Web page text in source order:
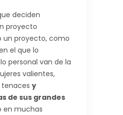
deciden
proyecto
un proyecto, como
el que lo
personal van de la
valientes,
tenaces y
de sus grandes
en muchas